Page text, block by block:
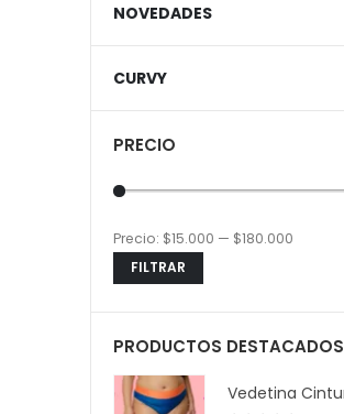
NOVEDADES
CURVY
PRECIO
Precio
Precio
FILTRAR
Precio: $15.000 — $180.000
PRODUCTOS DESTACADOS